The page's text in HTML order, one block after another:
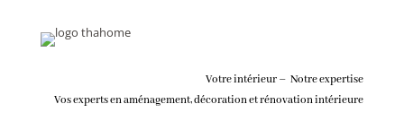
Votre intérieur – Notre expertise
Vos experts en aménagement, décoration et rénovation intérieure